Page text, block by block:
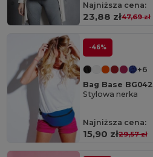
Najniższa cena:
23,88 zł47,69 zł
-46%
+6
Bag Base BG042
Stylowa nerka
Najniższa cena:
15,90 zł29,57 zł